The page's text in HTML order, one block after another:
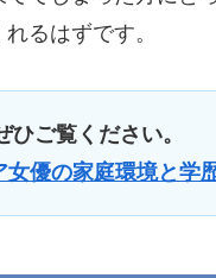
るはずです。
ご覧ください。
優の家庭環境と学